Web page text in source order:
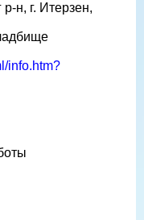
н, г. Итерзен,
info.htm?